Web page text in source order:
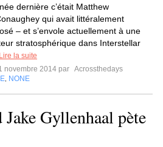
dernière c’était Matthew
qui avait littéralement
– et s’envole actuellement à une
stratosphérique dans Interstellar
Lire la suite
novembre 2014 par Acrossthedays
NONE
Gyllenhaal pète